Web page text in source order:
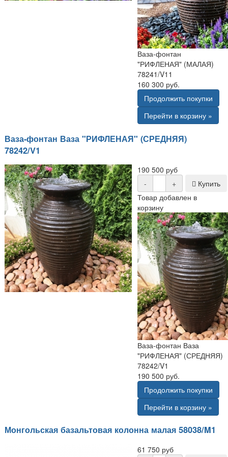
Ваза-фонтан
"РИФЛЕНАЯ" (МАЛАЯ)
78241/V11
160 300 руб.
Продолжить покупки
Перейти в корзину »
Ваза-фонтан Ваза "РИФЛЕНАЯ" (СРЕДНЯЯ)
78242/V1
190 500 руб
-
+
Купить
Товар добавлен в
корзину
Ваза-фонтан Ваза
"РИФЛЕНАЯ" (СРЕДНЯЯ)
78242/V1
190 500 руб.
Продолжить покупки
Перейти в корзину »
Монгольская базальтовая колонна малая 58038/M1
61 750 руб